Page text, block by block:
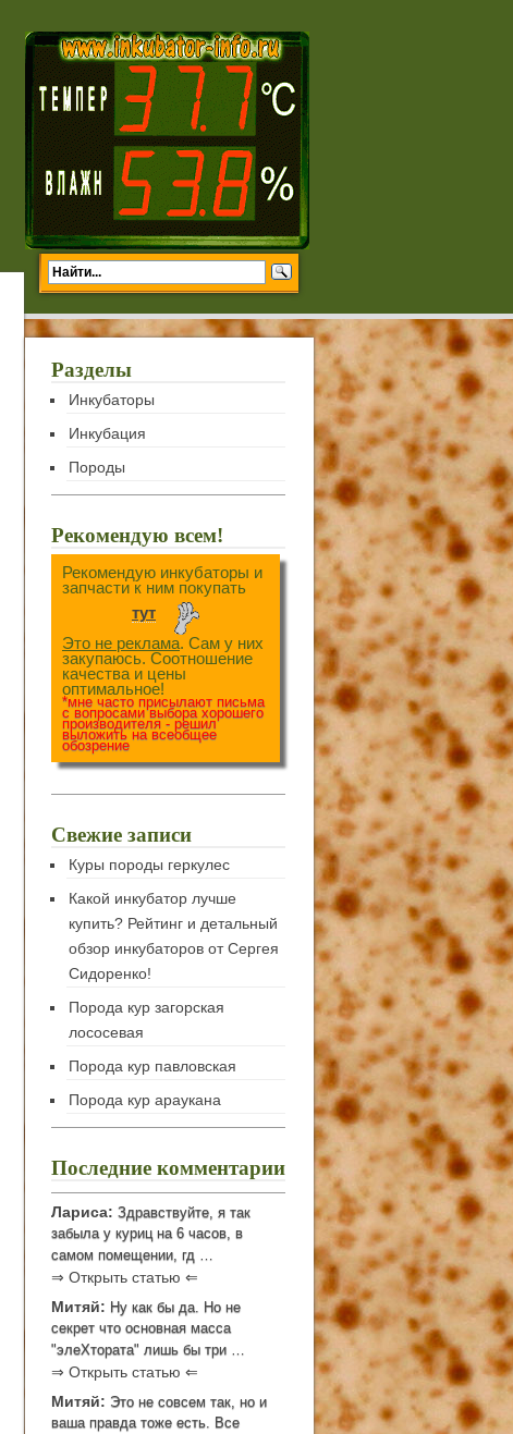
Разделы
Инкубаторы
Инкубация
Породы
Рекомендую всем!
Рекомендую инкубаторы и
запчасти к ним покупать
тут
Это не реклама. Сам у них
закупаюсь. Соотношение
качества и цены
оптимальное!
*мне часто присылают письма
с вопросами выбора хорошего
производителя - решил
выложить на всеобщее
обозрение
Свежие записи
Куры породы геркулес
Какой инкубатор лучше
купить? Рейтинг и детальный
обзор инкубаторов от Сергея
Сидоренко!
Порода кур загорская
лососевая
Порода кур павловская
Порода кур араукана
Последние комментарии
Лариса: Здравствуйте, я так
забыла у куриц на 6 часов, в
самом помещении, гд …
⇒ Открыть статью ⇐
Митяй: Ну как бы да. Но не
секрет что основная масса
"элеХтората" лишь бы три …
⇒ Открыть статью ⇐
Митяй: Это не совсем так, но и
ваша правда тоже есть. Все